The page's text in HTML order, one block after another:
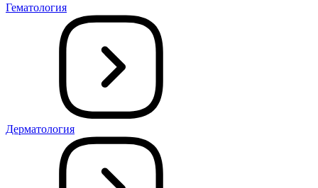
Гематология
Дерматология